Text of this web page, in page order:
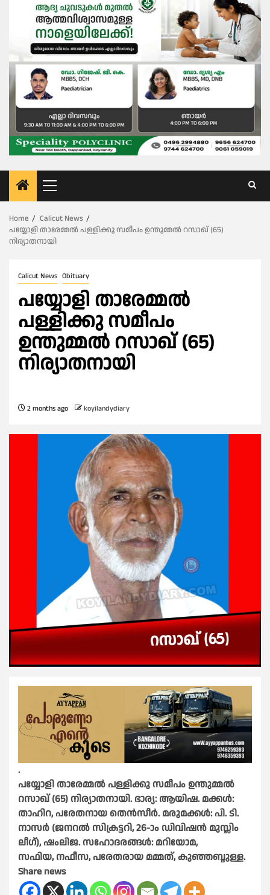
Primary
Menu
Home
Calicut News
പയ്യോളി താരേമ്മൽ പള്ളിക്കു സമീപം ഉന്തുമ്മൽ റസാഖ് (65)
നിര്യാതനായി
Calicut News Obituary
പയ്യോളി താരേമ്മൽ
പള്ളിക്കു സമീപം
ഉന്തുമ്മൽ റസാഖ് (65)
നിര്യാതനായി
2 months ago koyilandydiary
.
പയ്യോളി താരേമ്മൽ പള്ളിക്കു സമീപം ഉന്തുമ്മൽ
റസാഖ് (65) നിര്യാതനായി. ഭാര്യ: ആയിഷ. മക്കൾ:
താഹിറ, പരേതനായ തെൻസീർ.മരുമക്കൾ:പി. ടി.
നാസർ (ജനറൽ സിക്രട്ടറി, 26-ാം ഡിവിഷൻ മുസ്ലിം
ലീഗ്),ഷംലിജ.സഹോദരങ്ങൾ:മറിയോമ,
സഫിയ, നഫീസ, പരേതരായ മമ്മത്,കുഞ്ഞബ്ദുള്ള.
Share news